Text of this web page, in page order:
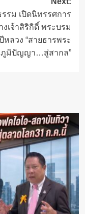
รม เปิดนิทรรศการ
งเจ้าสิริกิติ์ พระบรม
ลวง “สายธารพระ
ภูมิปัญญา…สู่สากล”